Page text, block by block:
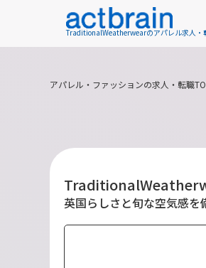
TraditionalWeatherwearのアパレル求人・
アパレル・ファッションの求人・転職
英国らしさと旬な空気感